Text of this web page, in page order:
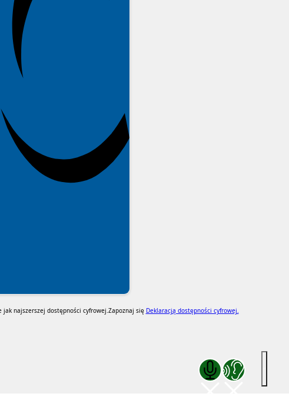
Zakończ komunikację głosową
Zakończ czytanie pod
najszerszej dostępności cyfrowej.Zapoznaj się Deklaracją dostępności cyfrowej.